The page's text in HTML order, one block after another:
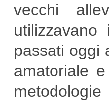
vecchi
passati oggi
amatoriale